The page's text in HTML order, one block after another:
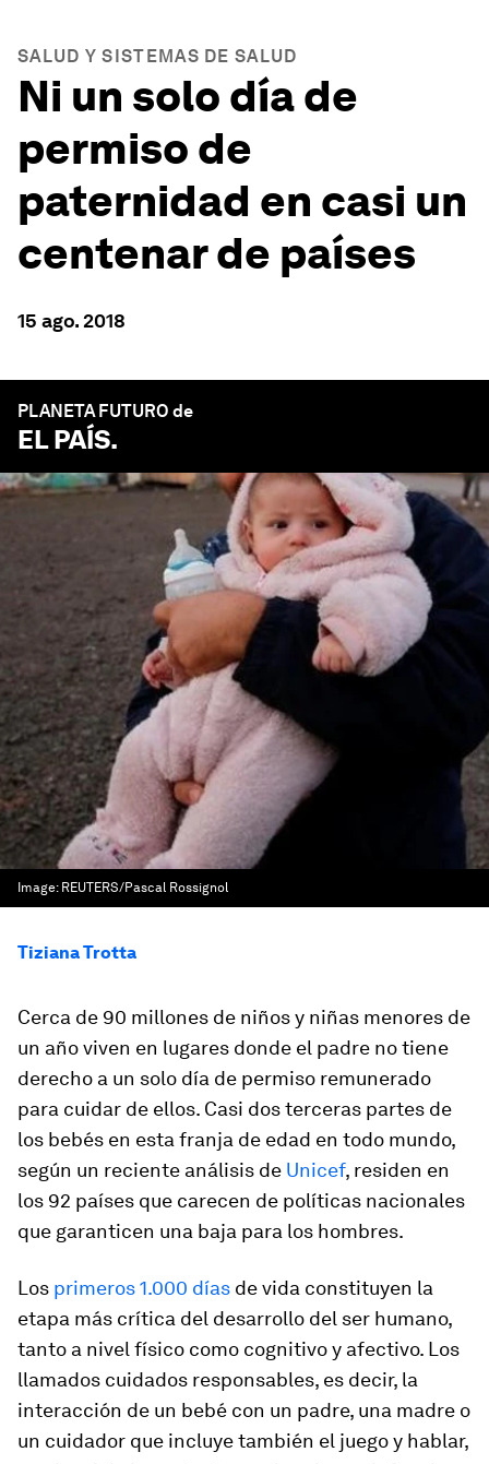
SALUD Y SISTEMAS DE SALUD
Ni un solo día de
permiso de
paternidad en casi un
centenar de países
15 ago. 2018
PLANETA FUTURO de
EL PAÍS.
Image: REUTERS/Pascal Rossignol
Tiziana Trotta
Cerca de 90 millones de niños y niñas menores de
un año viven en lugares donde el padre no tiene
derecho a un solo día de permiso remunerado
para cuidar de ellos. Casi dos terceras partes de
los bebés en esta franja de edad en todo mundo,
según un reciente análisis de Unicef, residen en
los 92 países que carecen de políticas nacionales
que garanticen una baja para los hombres.
Los primeros 1.000 días de vida constituyen la
etapa más crítica del desarrollo del ser humano,
tanto a nivel físico como cognitivo y afectivo. Los
llamados cuidados responsables, es decir, la
interacción de un bebé con un padre, una madre o
un cuidador que incluye también el juego y hablar,